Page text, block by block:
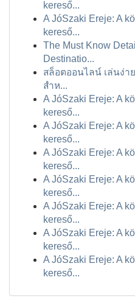
kereső...
A JóSzaki Ereje: A
kereső...
The Must Know
Destinatio...
สล็อตออนไลน์ เล่นง่า
สำห...
A JóSzaki Ereje: A
kereső...
A JóSzaki Ereje: A
kereső...
A JóSzaki Ereje: A
kereső...
A JóSzaki Ereje: A
kereső...
A JóSzaki Ereje: A
kereső...
A JóSzaki Ereje: A
kereső...
A JóSzaki Ereje: A
kereső...